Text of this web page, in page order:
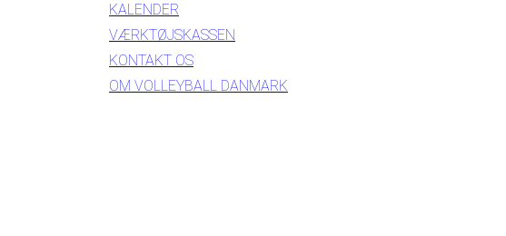
KALENDER
VÆRKTØJSKASSEN
KONTAKT OS
OM VOLLEYBALL DANMARK